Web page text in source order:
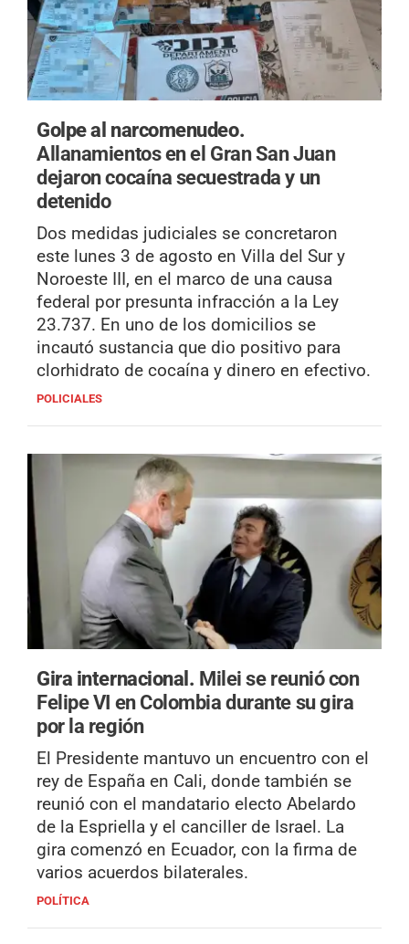
Golpe al narcomenudeo.
Allanamientos en el Gran San Juan
dejaron cocaína secuestrada y un
detenido
Dos medidas judiciales se concretaron
este lunes 3 de agosto en Villa del Sur y
Noroeste III, en el marco de una causa
federal por presunta infracción a la Ley
23.737. En uno de los domicilios se
incautó sustancia que dio positivo para
clorhidrato de cocaína y dinero en efectivo.
POLICIALES
Gira internacional. Milei se reunió con
Felipe VI en Colombia durante su gira
por la región
El Presidente mantuvo un encuentro con el
rey de España en Cali, donde también se
reunió con el mandatario electo Abelardo
de la Espriella y el canciller de Israel. La
gira comenzó en Ecuador, con la firma de
varios acuerdos bilaterales.
POLÍTICA